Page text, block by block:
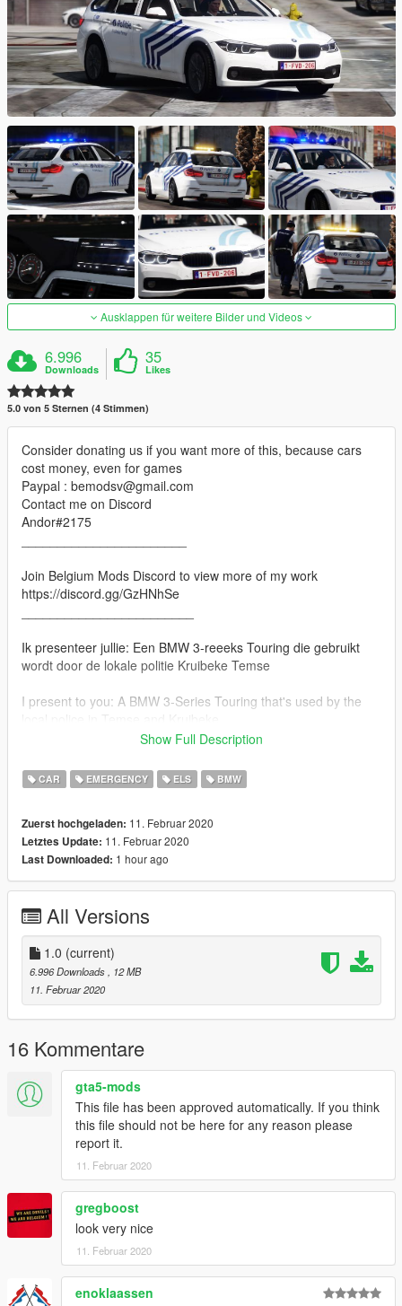
Ausklappen für weitere Bilder und Videos
6.996
Downloads
35
Likes
5.0 von 5 Sternen (4 Stimmen)
Consider donating us if you want more of this, because cars
cost money, even for games
Paypal : bemodsv@gmail.com
Contact me on Discord
Andor#2175
Join Belgium Mods Discord to view more of my work
https://discord.gg/GzHNhSe
Ik presenteer jullie: Een BMW 3-reeeks Touring die gebruikt
wordt door de lokale politie Kruibeke Temse
I present to you: A BMW 3-Series Touring that's used by the
________________________
- Model Purchased - AlexB
- Model Lowered - Corey Owens
- Lightbar Setup - BEModsV
- Police Lightbar - Twurtleee
- Searchlight - BEModsV
- Skin - BEModsV
________________________
Je bent vrij om het model te gebruiken in eender welke video,
zolang je maar een link in de beschrijving zet
You're free to use the model in whatever video, if you provide a
link to the mod in the description
________________________
Features:
- Low-poly
- High-detail
- Working dials
Show Full Description
CAR EMERGENCY ELS BMW
Zuerst hochgeladen: 11. Februar 2020
Letztes Update: 11. Februar 2020
Last Downloaded: 1 hour ago
All Versions
1.0 (current)
6.996 Downloads
, 12 MB
11. Februar 2020
16 Kommentare
gta5-mods
This file has been approved automatically. If you think
this file should not be here for any reason please
report it.
11. Februar 2020
gregboost
look very nice
11. Februar 2020
enoklaassen